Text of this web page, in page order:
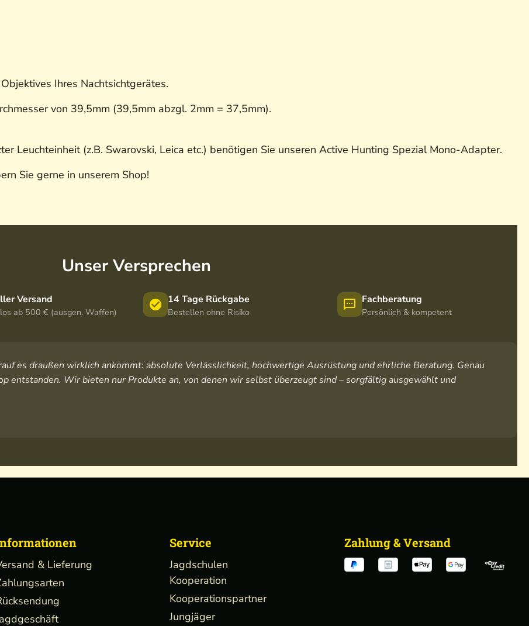
Ihres Nachtsichtgerätes.
von 39,5mm (39,5mm abzgl. 2mm = 37,5mm).
Leuchteinheit (z.B. Swarovski, Leica etc.) benötigen Sie unseren Active Hunting Spezial Mono-Adapter.
Sie gerne in unserem Shop!
Unser Versprechen
Versand
ab 500 € (ausgen. Waffen)
14 Tage Rückgabe
Bestellen ohne Risiko
Fachberatung
Persönlich & kompetent
es draußen wirklich ankommt: absolute Verlässlichkeit, hochwertige Ausrüstung und ehrliche Beratung. Genau
entstanden. Wir bieten nur Produkte an, von denen wir selbst überzeugt sind – sorgfältig ausgewählt und
& Lieferung
Service
Jagdschulen
Kooperation
Kooperationspartner
Jungjäger
Zahlung & Versand